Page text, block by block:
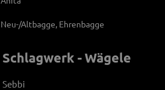
Neu-/Altbagge, Ehrenbagge
Schlagwerk - Wägele
Sebbi